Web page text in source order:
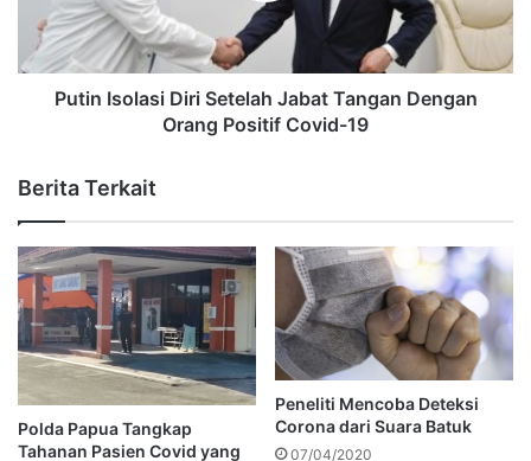
Putin Isolasi Diri Setelah Jabat Tangan Dengan
Orang Positif Covid-19
Berita Terkait
Polda Papua Tangkap
Tahanan Pasien Covid yang
Peneliti Mencoba Deteksi
Corona dari Suara Batuk
07/04/2020